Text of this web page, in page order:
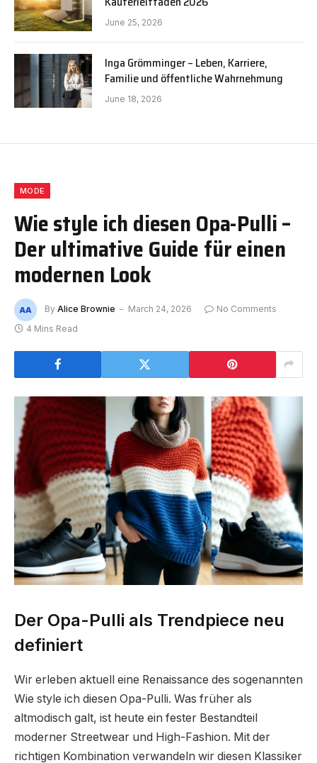
June 25, 2026
Inga Grömminger – Leben, Karriere,
Familie und öffentliche Wahrnehmung
June 18, 2026
MODE
Wie style ich diesen Opa-Pulli –
Der ultimative Guide für einen
modernen Look
By Alice Brownie March 24, 2026
No Comments
4 Mins Read
Der Opa-Pulli als Trendpiece neu
definiert
Wir erleben aktuell eine Renaissance des sogenannten
Wie style ich diesen Opa-Pulli. Was früher als
altmodisch galt, ist heute ein fester Bestandteil
moderner Streetwear und High-Fashion. Mit der
richtigen Kombination verwandeln wir diesen Klassiker